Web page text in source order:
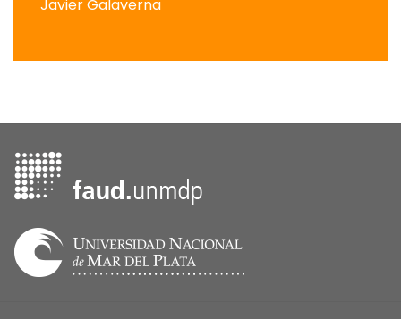
Javier Galaverna